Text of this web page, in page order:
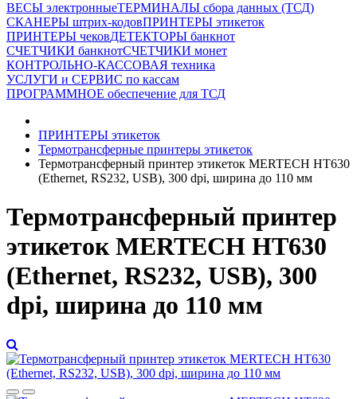
ВЕСЫ электронныеТЕРМИНАЛЫ сбора данных (ТСД)
СКАНЕРЫ штрих-кодовПРИНТЕРЫ этикеток
ПРИНТЕРЫ чековДЕТЕКТОРЫ банкнот
СЧЕТЧИКИ банкнотСЧЕТЧИКИ монет
КОНТРОЛЬНО-КАССОВАЯ техника
УСЛУГИ и СЕРВИС по кассам
ПРОГРАММНОЕ обеспечение для ТСД
ПРИНТЕРЫ этикеток
Термотрансферные принтеры этикеток
Термотрансферный принтер этикеток MERTECH HT630
(Ethernet, RS232, USB), 300 dpi, ширина до 110 мм
Термотрансферный принтер
этикеток MERTECH HT630
(Ethernet, RS232, USB), 300
dpi, ширина до 110 мм